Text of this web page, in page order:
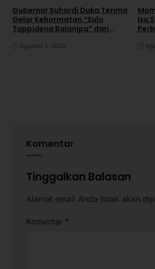
Gubernur Suhardi Duka Terima
Gelar Kehormatan “Sulo
Tappidena Balanipa” dari
Agustus 5, 2026
Isu
Komentar
Tinggalkan Balasan
Alamat email Anda tidak akan
Komentar *